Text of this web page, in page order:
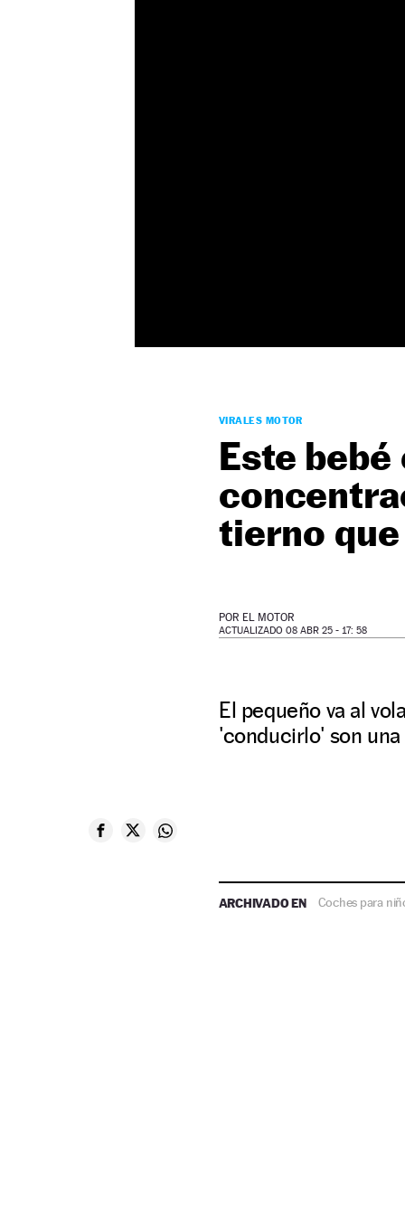
VIRALES MOTOR
Este
tierno que
POR EL MOTOR
ACTUALIZADO 08 ABR 25 - 17: 58
El pequeño va al
'conducirlo' son una
ARCHIVADO EN Coches para